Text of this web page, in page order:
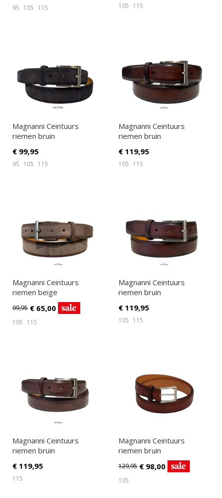
95 105 115 105 115
Magnanni Ceintuurs
riemen bruin
€ 99,95
95 105 115
Magnanni Ceintuurs
riemen bruin
€ 119,95
105 115
Magnanni Ceintuurs
riemen beige
99,95 € 65,00
105 115
Magnanni Ceintuurs
riemen bruin
€ 119,95
105 115
Magnanni Ceintuurs
riemen bruin
€ 119,95
115
Magnanni Ceintuurs
riemen bruin
129,95 € 98,00
105